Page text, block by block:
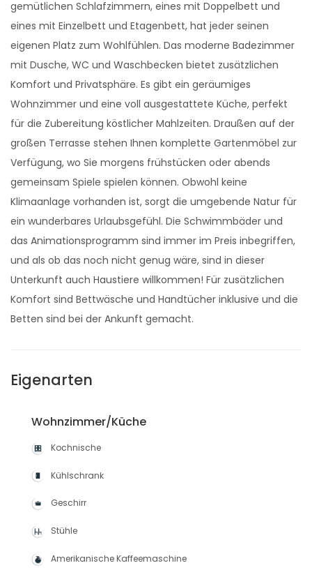
gemütlichen Schlafzimmern, eines mit Doppelbett und
eines mit Einzelbett und Etagenbett, hat jeder seinen
eigenen Platz zum Wohlfühlen. Das moderne Badezimmer
mit Dusche, WC und Waschbecken bietet zusätzlichen
Komfort und Privatsphäre. Es gibt ein geräumiges
Wohnzimmer und eine voll ausgestattete Küche, perfekt
für die Zubereitung köstlicher Mahlzeiten. Draußen auf der
großen Terrasse stehen Ihnen komplette Gartenmöbel zur
Verfügung, wo Sie morgens frühstücken oder abends
gemeinsam Spiele spielen können. Obwohl keine
Klimaanlage vorhanden ist, sorgt die umgebende Natur für
ein wunderbares Urlaubsgefühl. Die Schwimmbäder und
das Animationsprogramm sind immer im Preis inbegriffen,
und als ob das noch nicht genug wäre, sind in dieser
Unterkunft auch Haustiere willkommen! Für zusätzlichen
Komfort sind Bettwäsche und Handtücher inklusive und die
Betten sind bei der Ankunft gemacht.
Eigenarten
Wohnzimmer/Küche
Kochnische
Kühlschrank
Geschirr
Stühle
Amerikanische Kaffeemaschine